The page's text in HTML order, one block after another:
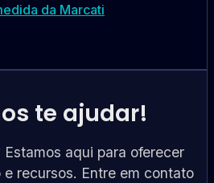
da Marcati
te ajudar!
aqui para oferecer
recursos. Entre em contato